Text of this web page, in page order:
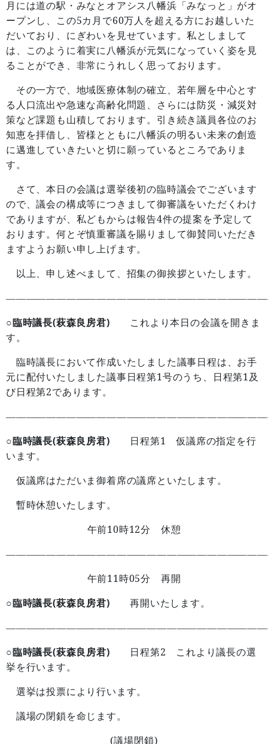
月には道の駅・みなとオアシス八幡浜「みなっと」がオ
ープンし、この5カ月で60万人を超える方にお越しいた
だいており、にぎわいを見せています。私としまして
は、このように着実に八幡浜が元気になっていく姿を見
ることができ、非常にうれしく思っております。
その一方で、地域医療体制の確立、若年層を中心とす
る人口流出や急速な高齢化問題、さらには防災・減災対
策など課題も山積しております。引き続き議員各位のお
知恵を拝借し、皆様とともに八幡浜の明るい未来の創造
に邁進していきたいと切に願っているところでありま
す。
さて、本日の会議は選挙後初の臨時議会でございます
ので、議会の構成等につきまして御審議をいただくわけ
でありますが、私どもからは報告4件の提案を予定して
おります。何とぞ慎重審議を賜りまして御賛同いただき
ますようお願い申し上げます。
以上、申し述べまして、招集の御挨拶といたします。
○臨時議長(萩森良房君)
これより本日の会議を開きま
す。
臨時議長において作成いたしました議事日程は、お手
元に配付いたしました議事日程第1号のうち、日程第1 及
び日程第2であります。
○臨時議長(萩森良房君) 日程第1 仮議席の指定を行
います。
仮議席はただいま御着席の議席といたします。
暫時休憩いたします。
午前10時12分 休憩
午前11時05分 再開
○臨時議長(萩森良房君) 再開いたします。
○臨時議長(萩森良房君) 日程第2 これより議長の選
挙を行います。
選挙は投票により行います。
議場の閉鎖を命じます。
(議場閉鎖)